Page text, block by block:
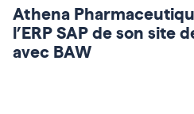
Athena
l’ERP SAP de son site
avec BAW